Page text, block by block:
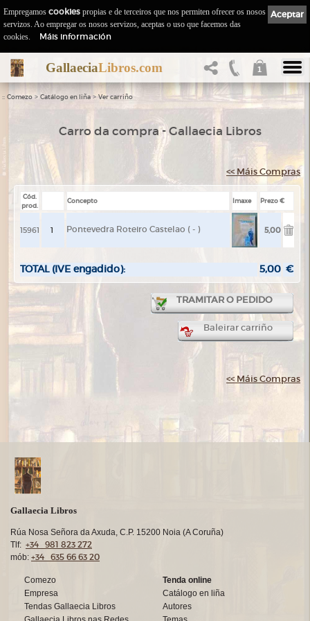
GallaeciaLibros.com 1
:: Comezo > Catálogo en liña > Ver carriño
Carro da compra - Gallaecia Libros
<< Máis Compras
Cód.
prod.
Concepto Imaxe Prezo €
15961 Pontevedra Roteiro Castelao ( - ) 5,00
TOTAL (IVE engadido): 5,00 €
TRAMITAR O PEDIDO
Baleirar carriño
<< Máis Compras
Gallaecia Libros
Rúa Nosa Señora da Axuda, C.P. 15200 Noia (A Coruña)
Tlf: +34 981 823 272
mób: +34 635 66 63 20
Comezo
Empresa
Tendas Gallaecia Libros
Tenda online
Catálogo en liña
Autores
Aceptar
Empregamos cookies propias e de terceiros que nos permiten ofrecer os nosos
servizos. Ao empregar os nosos servizos, aceptas o uso que facemos das
cookies.
Máis información